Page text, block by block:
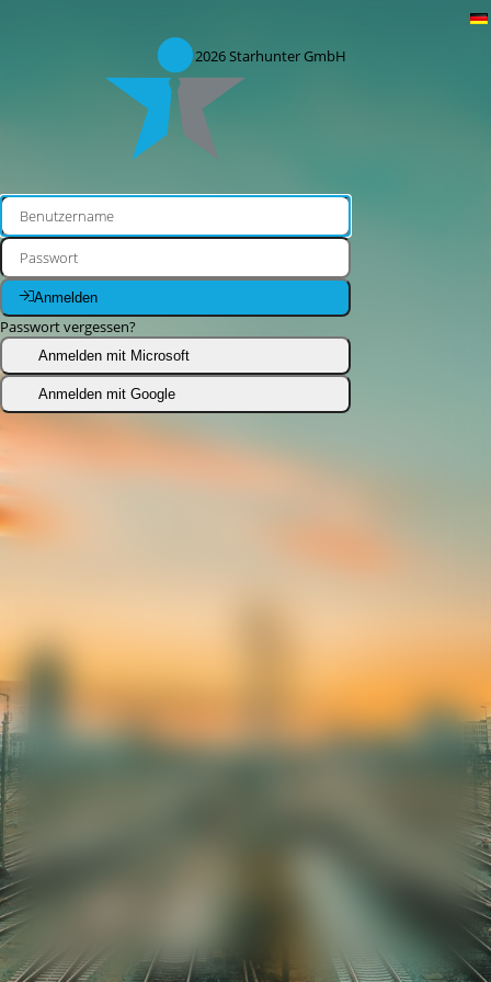
Anmelden
Passwort vergessen?
Anmelden mit Microsoft
Anmelden mit Google
© 2026Starhunter GmbH